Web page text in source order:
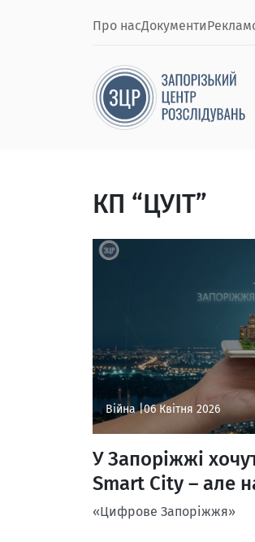
Про насДокументи
КП “ЦУІТ”
Війна |06 Квітня 2026
У Запоріжжі
Smart City – але
«Цифрове Запоріжжя»